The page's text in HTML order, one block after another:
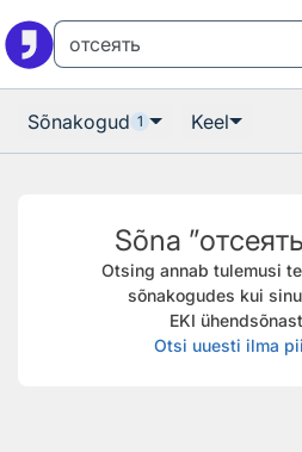
Sõnakogud 1 Keel
Sõna
Otsing annab tulemusi
sõnakogudes kui
EKI
Otsi uuesti ilma